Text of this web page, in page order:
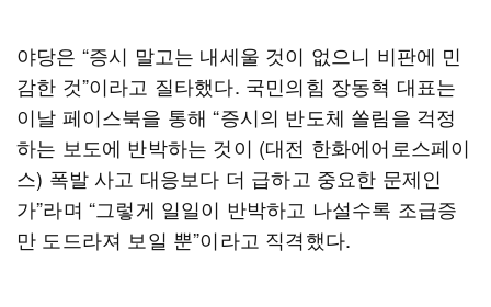
야당은 “증시 말고는 내세울 것이 없으니 비판에 민
감한 것”이라고 질타했다. 국민의힘 장동혁 대표는
이날 페이스북을 통해 “증시의 반도체 쏠림을 걱정
하는 보도에 반박하는 것이 (대전 한화에어로스페이
스) 폭발 사고 대응보다 더 급하고 중요한 문제인
가”라며 “그렇게 일일이 반박하고 나설수록 조급증
만 도드라져 보일 뿐”이라고 직격했다.